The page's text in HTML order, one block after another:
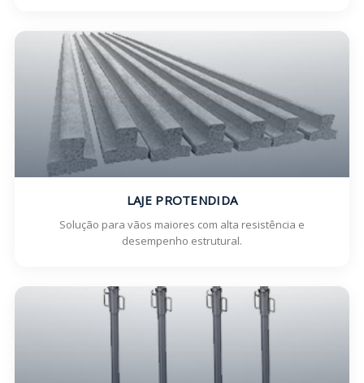
LAJE PROTENDIDA
Solução para vãos maiores com alta resistência e
desempenho estrutural.